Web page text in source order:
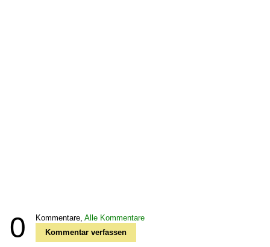
0 Kommentare, Alle Kommentare
Kommentar verfassen